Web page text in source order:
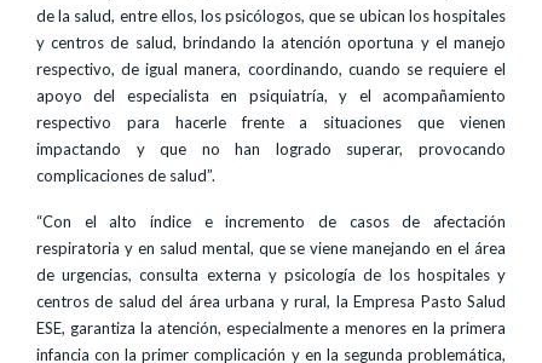
de la salud, entre ellos, los psicólogos, que se ubican los hospitales
y centros de salud, brindando la atención oportuna y el manejo
respectivo, de igual manera, coordinando, cuando se requiere el
apoyo del especialista en psiquiatría, y el acompañamiento
respectivo para hacerle frente a situaciones que vienen
impactando y que no han logrado superar, provocando
complicaciones de salud”.
“Con el alto índice e incremento de casos de afectación
respiratoria y en salud mental, que se viene manejando en el área
de urgencias, consulta externa y psicología de los hospitales y
centros de salud del área urbana y rural, la Empresa Pasto Salud
ESE, garantiza la atención, especialmente a menores en la primera
infancia con la primer complicación y en la segunda problemática,